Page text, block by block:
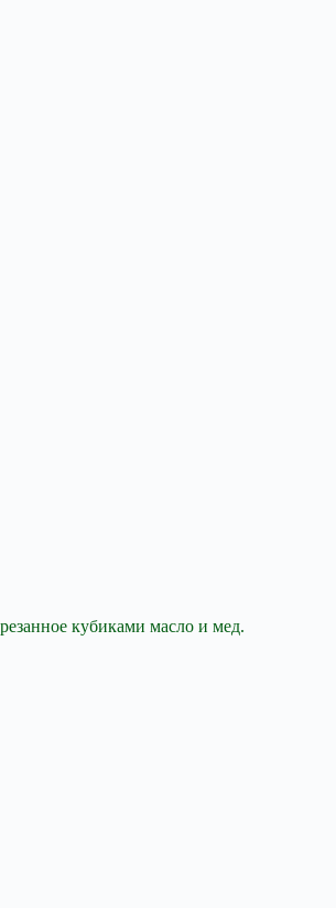
кубиками масло и мед.